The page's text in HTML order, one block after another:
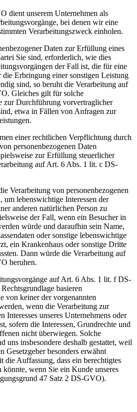
dient unserem Unternehmen als
bei denen wir eine
Verarbeitungszweck einholen.
Daten zur Erfüllung eines
Sie sind, erforderlich, wie dies
der Fall ist, die für eine
Erbringung einer sonstigen Leistung
sind, so beruht die Verarbeitung auf
Gleiches gilt für solche
zur Durchführung vorvertraglicher
etwa in Fällen von Anfragen zur
einer rechtlichen Verpflichtung durch
personenbezogenen Daten
zur Erfüllung steuerlicher
auf Art. 6 Abs. 1 lit. c DS-
Verarbeitung von personenbezogenen
lebenswichtige Interessen der
anderen natürlichen Person zu
der Fall, wenn ein Besucher in
würde und daraufhin sein Name,
oder sonstige lebenswichtige
ein Krankenhaus oder sonstige Dritte
Dann würde die Verarbeitung auf
beruhen.
auf Art. 6 Abs. 1 lit. f DS-
basieren
von keiner der vorgenannten
wenn die Verarbeitung zur
Interesses unseres Unternehmens oder
sofern die Interessen, Grundrechte und
nicht überwiegen. Solche
uns insbesondere deshalb gestattet, weil
Gesetzgeber besonders erwähnt
die Auffassung, dass ein berechtigtes
könnte, wenn Sie ein Kunde unseres
47 Satz 2 DS-GVO).